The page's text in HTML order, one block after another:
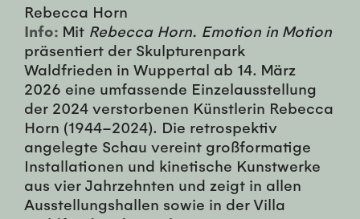
Rebecca Horn
Info: Mit Rebecca Horn. Emotion in Motion
präsentiert der Skulpturenpark
Waldfrieden in Wuppertal ab 14. März
2026 eine umfassende Einzelausstellung
der 2024 verstorbenen Künstlerin Rebecca
Horn (1944–2024). Die retrospektiv
angelegte Schau vereint großformatige
Installationen und kinetische Kunstwerke
aus vier Jahrzehnten und zeigt in allen
Ausstellungshallen sowie in der Villa